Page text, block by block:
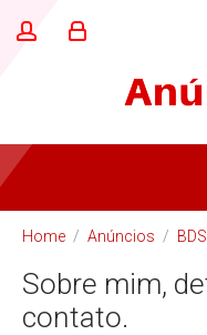
Home / Anúncios /
Sobre mim,
contato.